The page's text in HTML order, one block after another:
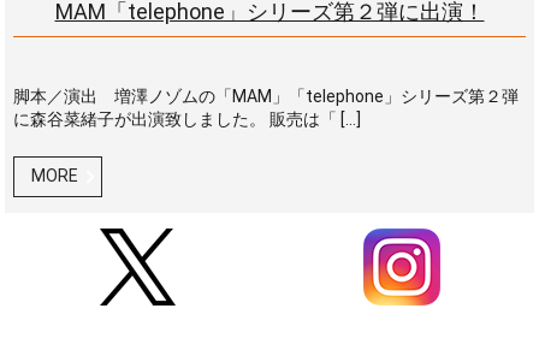
MAM「telephone」シリーズ第２弾に出演！
脚本／演出 増澤ノゾムの「MAM」「telephone」シリーズ第２弾
に森谷菜緒子が出演致しました。 販売は「 […]
MORE